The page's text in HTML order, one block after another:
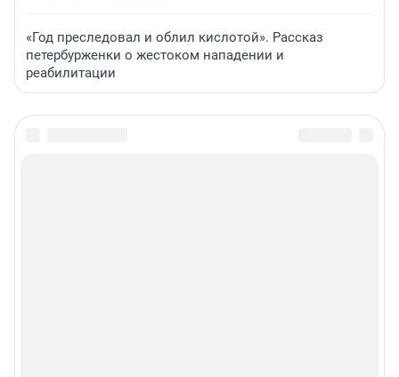
«Год преследовал и облил кислотой». Рассказ
петербурженки о жестоком нападении и
реабилитации